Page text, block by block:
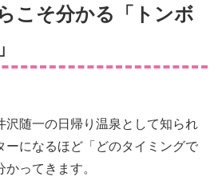
こそ分かる「トンボ
沢随一の日帰り温泉として知られ
ーになるほど「どのタイミングで
ってきます。